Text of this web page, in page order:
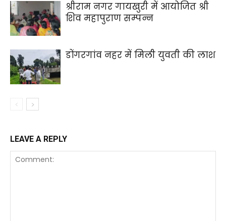
श्रीराम नगर गायखुरी में आयोजित श्री
शिव महापुराण सम्पन्न
डोंगरगांव नहर में मिली युवती की लाश
LEAVE A REPLY